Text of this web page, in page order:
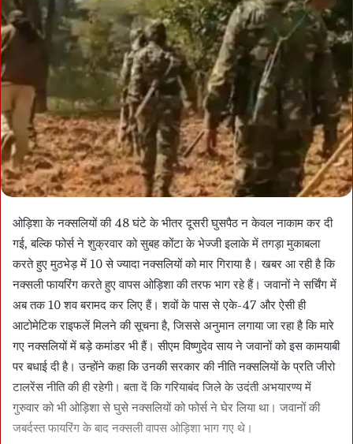
ओड़िशा के नक्सलियों की 48 घंटे के भीतर दूसरी घुसपैठ न केवल नाकाम कर दी
गई, बल्कि फोर्स ने शुक्रवार को सुबह कोंटा के भेज्जी इलाके में तगड़ा मुकाबला
करते हुए मुठभेड़ में 10 से ज्यादा नक्सलियों को मार गिराया है। खबर आ रही है कि
नक्सली फायरिंग करते हुए वापस ओड़िशा की तरफ भाग रहे हैं। जवानों ने सर्चिंग में
अब तक 10 शव बरामद कर लिए हैं। शवों के पास से एके-47 और ऐसी ही
आटोमेटिक राइफलें मिलने की सूचना है, जिससे अनुमान लगाया जा रहा है कि मारे
गए नक्सलियों में बड़े कमांडर भी हैं। सीएम विष्णुदेव साय ने जवानों को इस कामयाबी
पर बधाई दी है। उन्होंने कहा कि उनकी सरकार की नीति नक्सलियों के प्रति जीरो
टालरेंस नीति की ही रहेगी। बता दें कि गरियाबंद जिले के उदंती अभयारण्य में
गुरुवार को भी ओड़िशा से घुसे नक्सलियों को फोर्स ने घेर लिया था। जवानों की
जबर्दस्त फायरिंग के बाद नक्सली वापस ओड़िशा भाग गए थे।